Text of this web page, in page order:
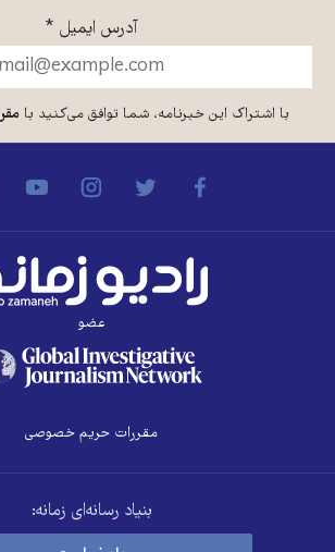
آدرس ایمیل *
با اشتراک این خبرنامه، شما توافق می‌کنید با
عضو
مقررات حریم خصوصی
بنیاد رسانه‌ای زمانه: